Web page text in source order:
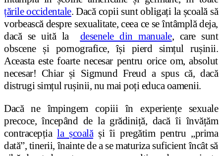
țările occidentale. Dacă copii sunt obligați la școală să
vorbească despre sexualitate, ceea ce se întâmplă deja,
dacă se uită la desenele din manuale, care sunt
obscene și pornografice, își pierd simțul rușinii.
Aceasta este foarte necesar pentru orice om, absolut
necesar! Chiar și Sigmund Freud a spus că, dacă
distrugi simțul rușinii, nu mai poți educa oamenii.
Dacă ne împingem copiii în experiențe sexuale
precoce, începând de la grădiniță, dacă îi învățăm
contracepția la școală și îi pregătim pentru „prima
dată”, tinerii, înainte de a se maturiza suficient încât să